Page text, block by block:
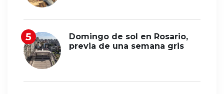
Domingo de sol en Rosario,
previa de una semana gris